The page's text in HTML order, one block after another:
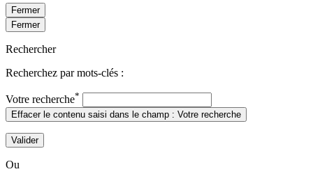
Fermer
Fermer
Rechercher
Recherchez par mots-clés :
Votre recherche*
Effacer le contenu saisi dans le champ : Votre recherche
Valider
Ou